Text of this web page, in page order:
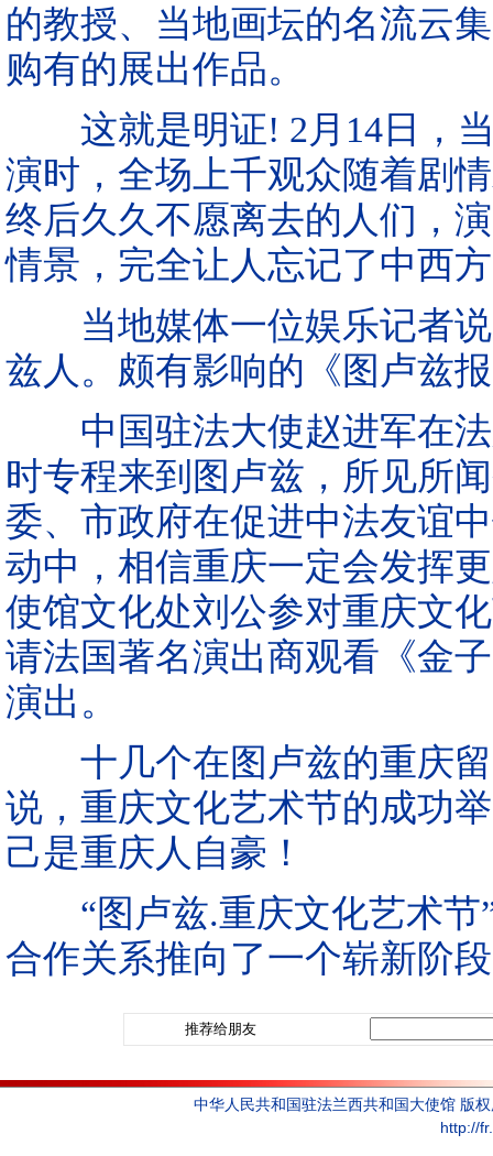
的教授、当地画坛的名流云
购有的展出作品。
这就是明证! 2月14日，当
演时，全场上千观众随着剧
终后久久不愿离去的人们，
情景，完全让人忘记了中西
当地媒体一位娱乐记者说
兹人。颇有影响的《图卢兹
中国驻法大使赵进军在法
时专程来到图卢兹，所见所
委、市政府在促进中法友谊
动中，相信重庆一定会发挥
使馆文化处刘公参对重庆文
请法国著名演出商观看《金
演出。
十几个在图卢兹的重庆留
说，重庆文化艺术节的成功
己是重庆人自豪！
“图卢兹.重庆文化艺术节”
合作关系推向了一个崭新阶
推荐给朋友
中华人民共和国驻法兰西共和国大使馆 版
http://